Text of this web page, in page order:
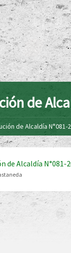
de
de Alcaldía N°081-
de Alcaldía N°081-